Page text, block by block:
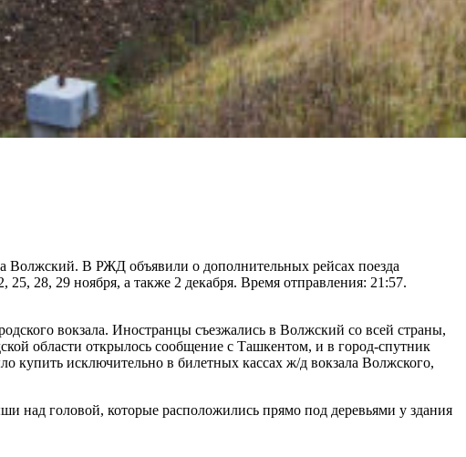
Волжский. В РЖД объявили о дополнительных рейсах поезда
28, 29 ноября, а также 2 декабря. Время отправления: 21:57.
вокзала. Иностранцы съезжались в Волжский со всей страны,
области открылось сообщение с Ташкентом, и в город-спутник
купить исключительно в билетных кассах ж/д вокзала Волжского,
над головой, которые расположились прямо под деревьями у здания